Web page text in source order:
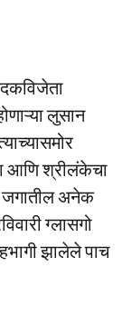
लुसान
आणि श्रीलंकेचा
जगातील अनेक
ग्लासगो
झालेले पाच